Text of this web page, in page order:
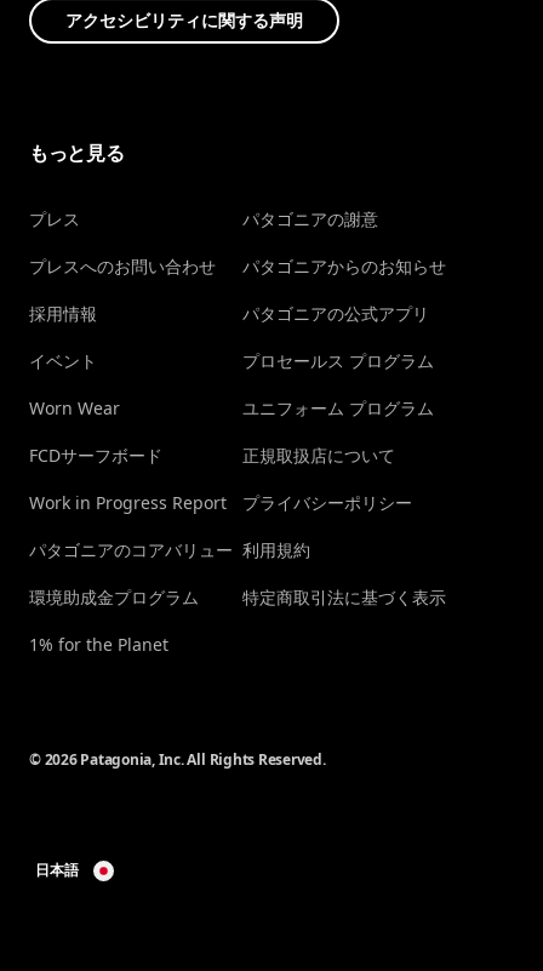
アクセシビリティに関する声明
もっと見る
プレス
プレスへのお問い合わせ
採用情報
イベント
Worn Wear
FCDサーフボード
Work in Progress Report
パタゴニアのコアバリュー
環境助成金プログラム
1% for the Planet
パタゴニアの謝意
パタゴニアからのお知らせ
パタゴニアの公式アプリ
プロセールス プログラム
ユニフォーム プログラム
正規取扱店について
プライバシーポリシー
利用規約
特定商取引法に基づく表示
© 2026 Patagonia, Inc. All Rights Reserved.
日本語